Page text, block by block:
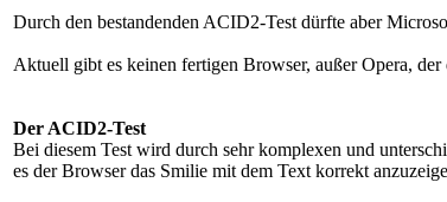
Durch den bestandenden ACID2-Test dürfte aber
Aktuell gibt es keinen fertigen Browser, außer Opera,
Der ACID2-Test
Bei diesem Test wird durch sehr komplexen und
es der Browser das Smilie mit dem Text korrekt